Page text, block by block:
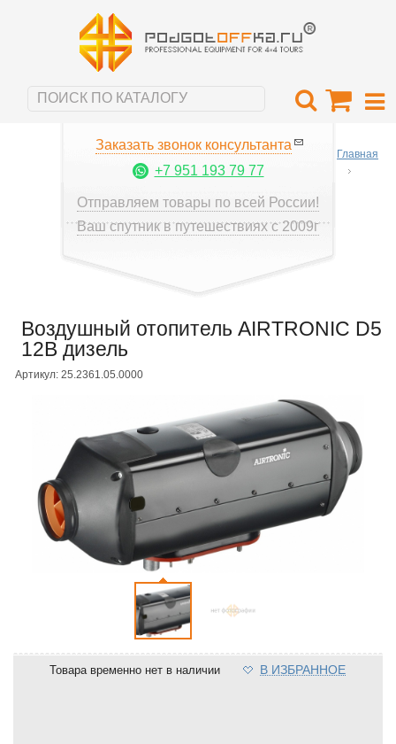
Заказать звонок консультанта
+7 951 193 79 77
Отправляем товары по всей России!
Ваш спутник в путешествиях с 2009г
Главная
Воздушный отопитель AIRTRONIC D5
12В дизель
Артикул: 25.2361.05.0000
Товара временно нет в наличии В ИЗБРАННОЕ